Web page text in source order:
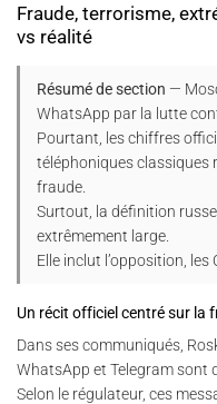
Fraude, terrorisme,
vs réalité
Résumé de section —
WhatsApp par la lutte
Pourtant, les chiffres
téléphoniques classiques
fraude.
Surtout, la définition
extrêmement large.
Elle inclut l’opposition, les
Un récit officiel centré sur la
Dans ses communiqués,
WhatsApp et Telegram sont
Selon le régulateur, ces